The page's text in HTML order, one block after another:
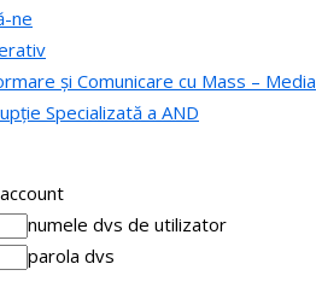
ne
și Comunicare cu Mass – Media
Specializată a AND
numele dvs de utilizator
parola dvs